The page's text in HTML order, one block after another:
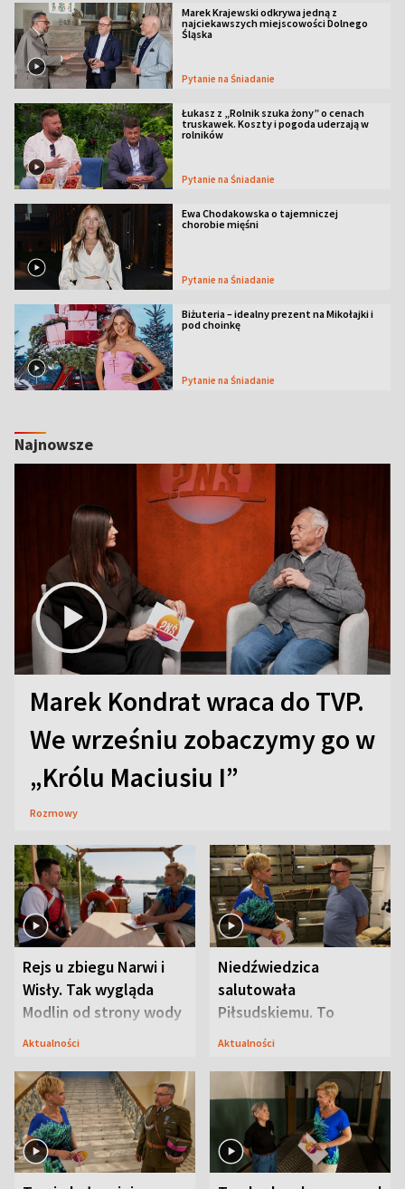
Marek Krajewski odkrywa jedną z
najciekawszych miejscowości Dolnego
Śląska
Pytanie na Śniadanie
Łukasz z „Rolnik szuka żony” o cenach
truskawek. Koszty i pogoda uderzają w
rolników
Pytanie na Śniadanie
Ewa Chodakowska o tajemniczej
chorobie mięśni
Pytanie na Śniadanie
Biżuteria – idealny prezent na Mikołajki i
pod choinkę
Pytanie na Śniadanie
Najnowsze
Marek Kondrat wraca do TVP.
We wrześniu zobaczymy go w
„Królu Maciusiu I”
Rozmowy
Rejs u zbiegu Narwi i
Wisły. Tak wygląda
Modlin od strony wody
Aktualności
Niedźwiedzica
salutowała
Piłsudskiemu. To
niejedyna tajemnica
Aktualności